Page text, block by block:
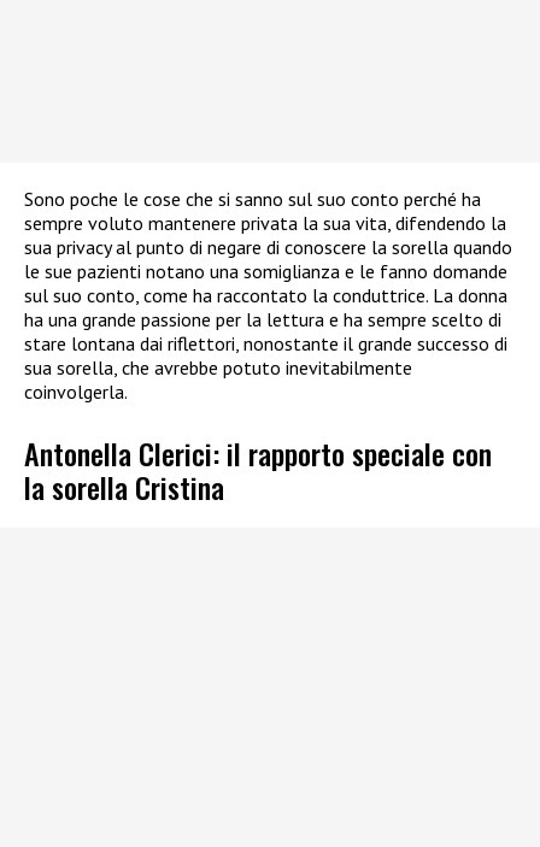
Sono poche le cose che si sanno sul suo conto perché ha
sempre voluto mantenere privata la sua vita, difendendo la
sua privacy al punto di negare di conoscere la sorella quando
le sue pazienti notano una somiglianza e le fanno domande
sul suo conto, come ha raccontato la conduttrice. La donna
ha una grande passione per la lettura e ha sempre scelto di
stare lontana dai riflettori, nonostante il grande successo di
sua sorella, che avrebbe potuto inevitabilmente
coinvolgerla.
Antonella Clerici: il rapporto speciale con
la sorella Cristina